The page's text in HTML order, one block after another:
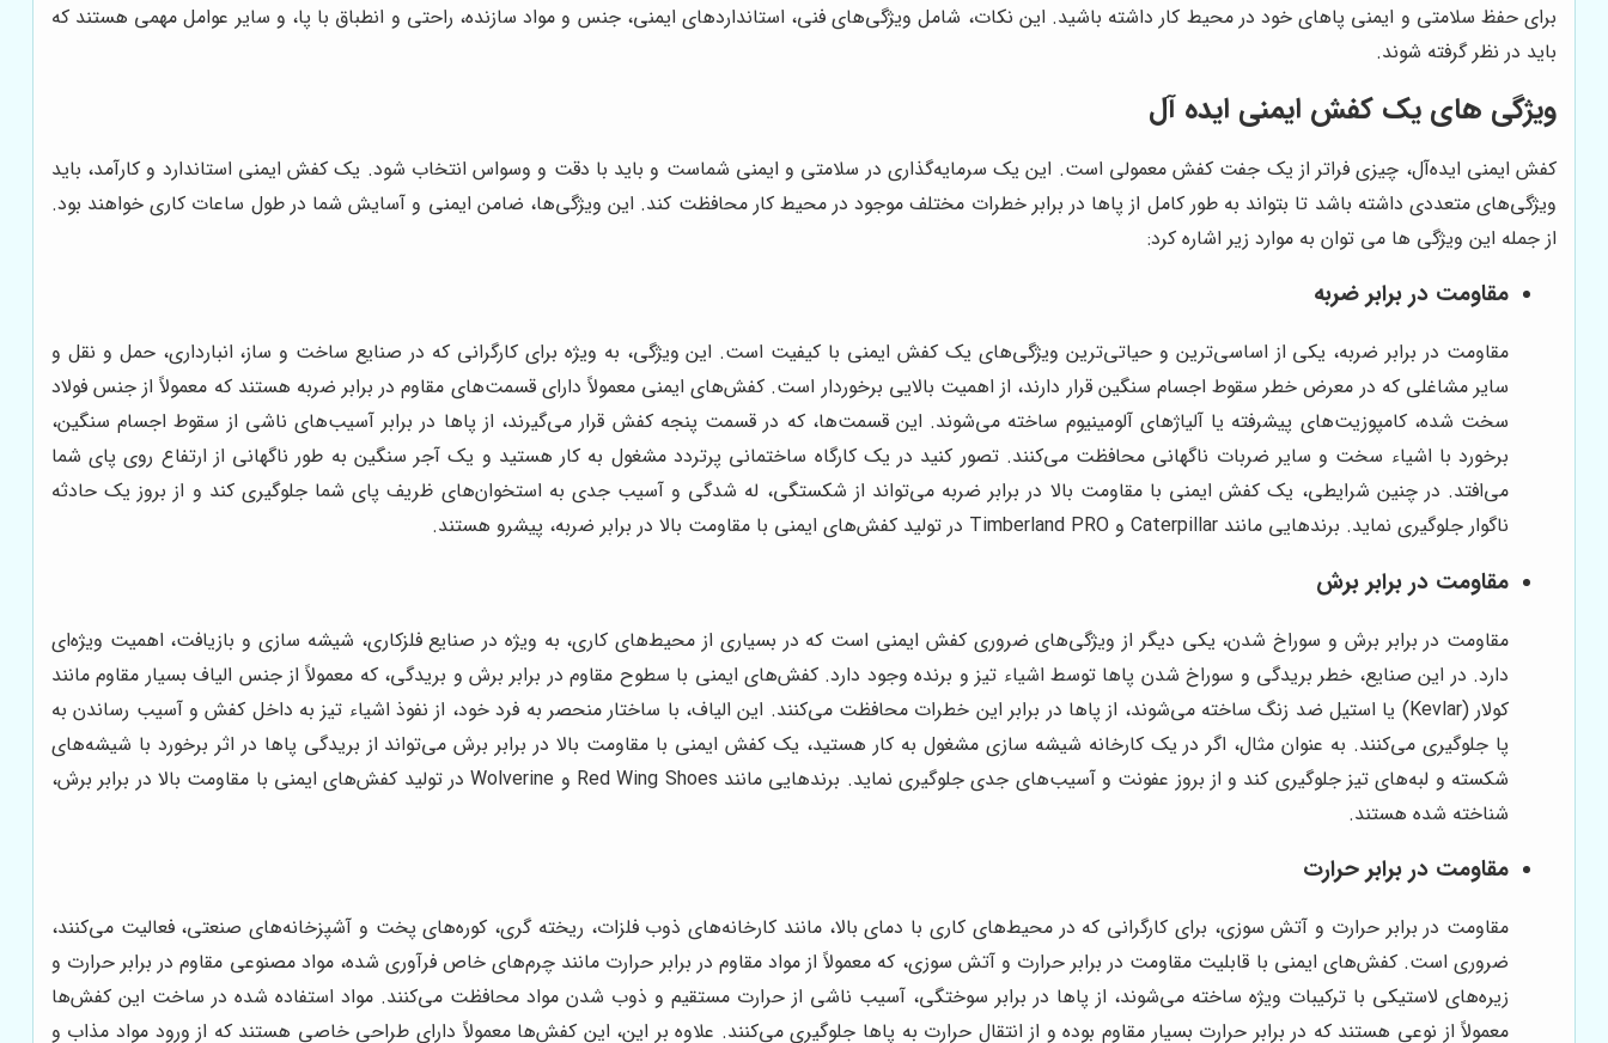
برای حفظ سلامتی و ایمنی پاهای خود در محیط کار داشته باشید. این نکات، شامل ویژگی‌های فنی، استانداردهای ایمنی، جنس و مواد سازنده، راحتی و انطباق با پا، و سایر عوامل مهمی هستند که
باید در نظر گرفته شوند.
ویژگی های یک کفش ایمنی ایده آل
کفش ایمنی ایده‌آل، چیزی فراتر از یک جفت کفش معمولی است. این یک سرمایه‌گذاری در سلامتی و ایمنی شماست و باید با دقت و وسواس انتخاب شود. یک کفش ایمنی استاندارد و کارآمد، باید
ویژگی‌های متعددی داشته باشد تا بتواند به طور کامل از پاها در برابر خطرات مختلف موجود در محیط کار محافظت کند. این ویژگی‌ها، ضامن ایمنی و آسایش شما در طول ساعات کاری خواهند بود.
از جمله این ویژگی ها می توان به موارد زیر اشاره کرد:
مقاومت در برابر ضربه
مقاومت در برابر ضربه، یکی از اساسی‌ترین و حیاتی‌ترین ویژگی‌های یک کفش ایمنی با کیفیت است. این ویژگی، به ویژه برای کارگرانی که در صنایع ساخت و ساز، انبارداری، حمل و نقل و
سایر مشاغلی که در معرض خطر سقوط اجسام سنگین قرار دارند، از اهمیت بالایی برخوردار است. کفش‌های ایمنی معمولاً دارای قسمت‌های مقاوم در برابر ضربه هستند که معمولاً از جنس فولاد
سخت شده، کامپوزیت‌های پیشرفته یا آلیاژهای آلومینیوم ساخته می‌شوند. این قسمت‌ها، که در قسمت پنجه کفش قرار می‌گیرند، از پاها در برابر آسیب‌های ناشی از سقوط اجسام سنگین،
برخورد با اشیاء سخت و سایر ضربات ناگهانی محافظت می‌کنند. تصور کنید در یک کارگاه ساختمانی پرتردد مشغول به کار هستید و یک آجر سنگین به طور ناگهانی از ارتفاع روی پای شما
می‌افتد. در چنین شرایطی، یک کفش ایمنی با مقاومت بالا در برابر ضربه می‌تواند از شکستگی، له شدگی و آسیب جدی به استخوان‌های ظریف پای شما جلوگیری کند و از بروز یک حادثه
ناگوار جلوگیری نماید. برندهایی مانند Caterpillar و Timberland PRO در تولید کفش‌های ایمنی با مقاومت بالا در برابر ضربه، پیشرو هستند.
مقاومت در برابر برش
مقاومت در برابر برش و سوراخ شدن، یکی دیگر از ویژگی‌های ضروری کفش ایمنی است که در بسیاری از محیط‌های کاری، به ویژه در صنایع فلزکاری، شیشه سازی و بازیافت، اهمیت ویژه‌ای
دارد. در این صنایع، خطر بریدگی و سوراخ شدن پاها توسط اشیاء تیز و برنده وجود دارد. کفش‌های ایمنی با سطوح مقاوم در برابر برش و بریدگی، که معمولاً از جنس الیاف بسیار مقاوم مانند
کولار (Kevlar) یا استیل ضد زنگ ساخته می‌شوند، از پاها در برابر این خطرات محافظت می‌کنند. این الیاف، با ساختار منحصر به فرد خود، از نفوذ اشیاء تیز به داخل کفش و آسیب رساندن به
پا جلوگیری می‌کنند. به عنوان مثال، اگر در یک کارخانه شیشه سازی مشغول به کار هستید، یک کفش ایمنی با مقاومت بالا در برابر برش می‌تواند از بریدگی پاها در اثر برخورد با شیشه‌های
شکسته و لبه‌های تیز جلوگیری کند و از بروز عفونت و آسیب‌های جدی جلوگیری نماید. برندهایی مانند Red Wing Shoes و Wolverine در تولید کفش‌های ایمنی با مقاومت بالا در برابر برش،
شناخته شده هستند.
مقاومت در برابر حرارت
مقاومت در برابر حرارت و آتش سوزی، برای کارگرانی که در محیط‌های کاری با دمای بالا، مانند کارخانه‌های ذوب فلزات، ریخته گری، کوره‌های پخت و آشپزخانه‌های صنعتی، فعالیت می‌کنند،
ضروری است. کفش‌های ایمنی با قابلیت مقاومت در برابر حرارت و آتش سوزی، که معمولاً از مواد مقاوم در برابر حرارت مانند چرم‌های خاص فرآوری شده، مواد مصنوعی مقاوم در برابر حرارت و
زیره‌های لاستیکی با ترکیبات ویژه ساخته می‌شوند، از پاها در برابر سوختگی، آسیب ناشی از حرارت مستقیم و ذوب شدن مواد محافظت می‌کنند. مواد استفاده شده در ساخت این کفش‌ها
معمولاً از نوعی هستند که در برابر حرارت بسیار مقاوم بوده و از انتقال حرارت به پاها جلوگیری می‌کنند. علاوه بر این، این کفش‌ها معمولاً دارای طراحی خاصی هستند که از ورود مواد مذاب و